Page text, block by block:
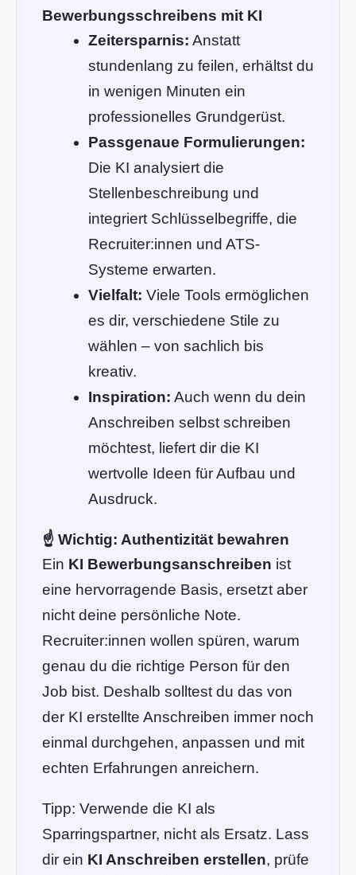
Bewerbungsschreibens mit KI
Zeitersparnis: Anstatt
stundenlang zu feilen, erhältst du
in wenigen Minuten ein
professionelles Grundgerüst.
Passgenaue Formulierungen:
Die KI analysiert die
Stellenbeschreibung und
integriert Schlüsselbegriffe, die
Recruiter:innen und ATS-
Systeme erwarten.
Vielfalt: Viele Tools ermöglichen
es dir, verschiedene Stile zu
wählen – von sachlich bis
kreativ.
Inspiration: Auch wenn du dein
Anschreiben selbst schreiben
möchtest, liefert dir die KI
wertvolle Ideen für Aufbau und
Ausdruck.
☝️ Wichtig: Authentizität bewahren
Ein KI Bewerbungsanschreiben ist
eine hervorragende Basis, ersetzt aber
nicht deine persönliche Note.
Recruiter:innen wollen spüren, warum
genau du die richtige Person für den
Job bist. Deshalb solltest du das von
der KI erstellte Anschreiben immer noch
einmal durchgehen, anpassen und mit
echten Erfahrungen anreichern.
Tipp: Verwende die KI als
Sparringspartner, nicht als Ersatz. Lass
dir ein KI Anschreiben erstellen, prüfe